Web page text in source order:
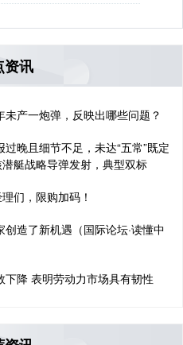
资讯
产一炮弹，反映出哪些问题？
晚且细节不足，未达“五常”既定
艇战略导弹发射，典型双标
们，限购加码！
造了新机遇（国际论坛·读懂中
降 表明劳动力市场具有韧性